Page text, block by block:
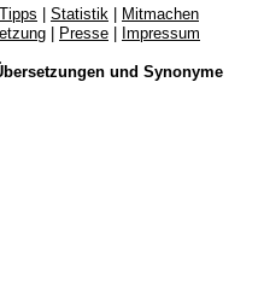
Tipps Statistik
Mitmachen
Presse Impressum
und Synonyme